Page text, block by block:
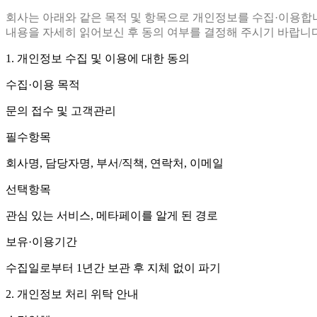
회사는 아래와 같은 목적 및 항목으로 개인정보를 수집·이용합
내용을 자세히 읽어보신 후 동의 여부를 결정해 주시기 바랍니
1. 개인정보 수집 및 이용에 대한 동의
수집·이용 목적
문의 접수 및 고객관리
필수항목
회사명, 담당자명, 부서/직책, 연락처, 이메일
선택항목
관심 있는 서비스, 메타페이를 알게 된 경로
보유·이용기간
수집일로부터 1년간 보관 후 지체 없이 파기
2. 개인정보 처리 위탁 안내